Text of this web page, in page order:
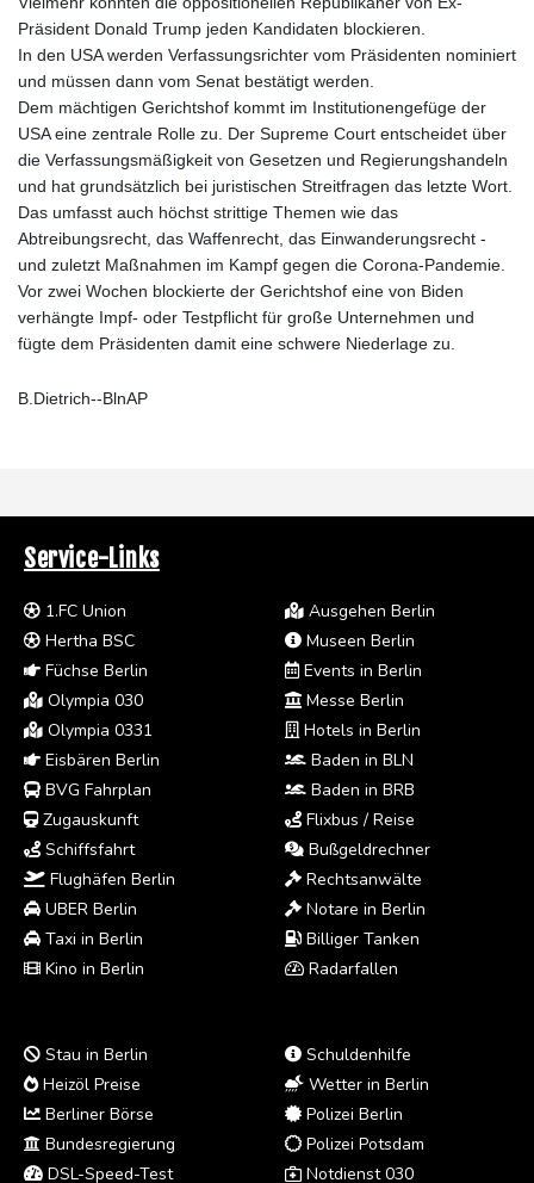
Präsident Donald Trump jeden Kandidaten blockieren.
In den USA werden Verfassungsrichter vom Präsidenten nominiert
und müssen dann vom Senat bestätigt werden.
Dem mächtigen Gerichtshof kommt im Institutionengefüge der
USA eine zentrale Rolle zu. Der Supreme Court entscheidet über
die Verfassungsmäßigkeit von Gesetzen und Regierungshandeln
und hat grundsätzlich bei juristischen Streitfragen das letzte Wort.
Das umfasst auch höchst strittige Themen wie das
Abtreibungsrecht, das Waffenrecht, das Einwanderungsrecht -
und zuletzt Maßnahmen im Kampf gegen die Corona-Pandemie.
Vor zwei Wochen blockierte der Gerichtshof eine von Biden
verhängte Impf- oder Testpflicht für große Unternehmen und
fügte dem Präsidenten damit eine schwere Niederlage zu.
B.Dietrich--BlnAP
Service-Links
1.FC Union
Hertha BSC
Füchse Berlin
Olympia 030
Olympia 0331
Eisbären Berlin
BVG Fahrplan
Zugauskunft
Schiffsfahrt
Flughäfen Berlin
UBER Berlin
Taxi in Berlin
Kino in Berlin
Ausgehen Berlin
Museen Berlin
Events in Berlin
Messe Berlin
Hotels in Berlin
Baden in BLN
Baden in BRB
Flixbus / Reise
Bußgeldrechner
Rechtsanwälte
Notare in Berlin
Billiger Tanken
Radarfallen
Stau in Berlin
Heizöl Preise
Berliner Börse
Bundesregierung
DSL-Speed-Test
Schuldenhilfe
Wetter in Berlin
Polizei Berlin
Polizei Potsdam
Notdienst 030